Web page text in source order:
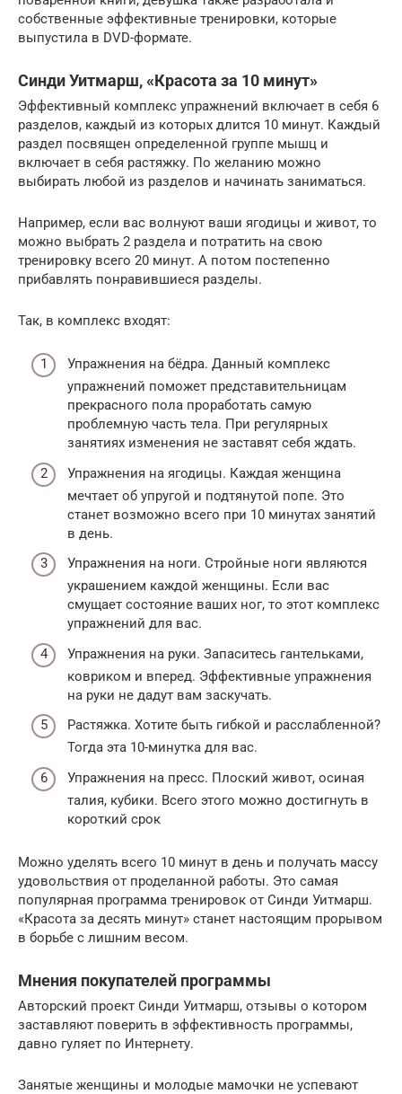
собственные эффективные тренировки, которые
выпустила в DVD-формате.
Синди Уитмарш, «Красота за 10 минут»
Эффективный комплекс упражнений включает в себя 6
разделов, каждый из которых длится 10 минут. Каждый
раздел посвящен определенной группе мышц и
включает в себя растяжку. По желанию можно
выбирать любой из разделов и начинать заниматься.
Например, если вас волнуют ваши ягодицы и живот, то
можно выбрать 2 раздела и потратить на свою
тренировку всего 20 минут. А потом постепенно
прибавлять понравившиеся разделы.
Так, в комплекс входят:
Упражнения на бёдра. Данный комплекс
упражнений поможет представительницам
прекрасного пола проработать самую
проблемную часть тела. При регулярных
занятиях изменения не заставят себя ждать.
Упражнения на ягодицы. Каждая женщина
мечтает об упругой и подтянутой попе. Это
станет возможно всего при 10 минутах занятий
в день.
Упражнения на ноги. Стройные ноги являются
украшением каждой женщины. Если вас
смущает состояние ваших ног, то этот комплекс
упражнений для вас.
Упражнения на руки. Запаситесь гантельками,
ковриком и вперед. Эффективные упражнения
на руки не дадут вам заскучать.
Растяжка. Хотите быть гибкой и расслабленной?
Тогда эта 10-минутка для вас.
Упражнения на пресс. Плоский живот, осиная
талия, кубики. Всего этого можно достигнуть в
короткий срок
Можно уделять всего 10 минут в день и получать массу
удовольствия от проделанной работы. Это самая
популярная программа тренировок от Синди Уитмарш.
«Красота за десять минут» станет настоящим прорывом
в борьбе с лишним весом.
Мнения покупателей программы
Авторский проект Синди Уитмарш, отзывы о котором
заставляют поверить в эффективность программы,
давно гуляет по Интернету.
Занятые женщины и молодые мамочки не успевают